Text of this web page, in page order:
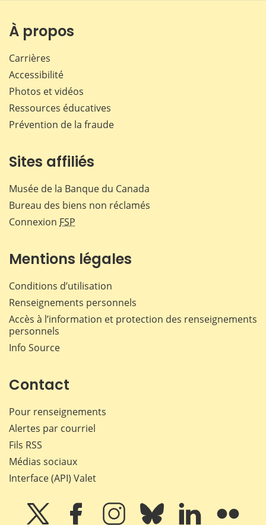
À propos
Carrières
Accessibilité
Photos et vidéos
Ressources éducatives
Prévention de la fraude
Sites affiliés
Musée de la Banque du Canada
Bureau des biens non réclamés
Connexion FSP
Mentions légales
Conditions d’utilisation
Renseignements personnels
Accès à l’information et protection des renseignements
personnels
Info Source
Contact
Pour renseignements
Alertes par courriel
Fils RSS
Médias sociaux
Interface (API) Valet